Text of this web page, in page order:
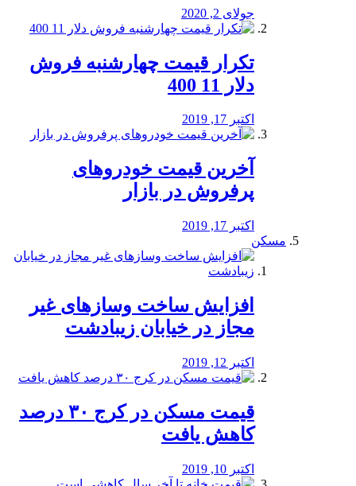
جولای 2, 2020
تکرار قیمت چهارشنبه فروش
دلار 11 400
اکتبر 17, 2019
آخرین قیمت خودرو‌های
پرفروش در بازار
اکتبر 17, 2019
مسکن
افزایش ساخت وسازهای غیر
مجاز در خیابان زیبادشت
اکتبر 12, 2019
️قیمت مسکن در کرج ۳۰ درصد
کاهش یافت
اکتبر 10, 2019